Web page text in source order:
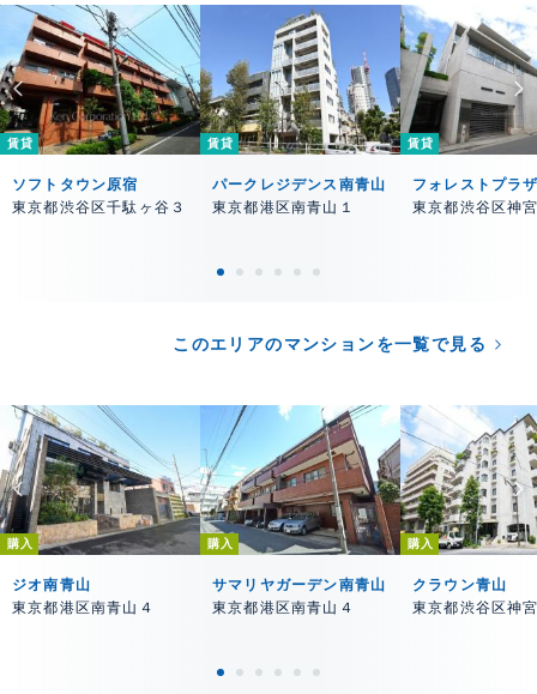
賃貸
ソフトタウン原宿
東京都渋谷区千駄ヶ谷３
賃貸
パークレジデンス南青山
東京都港区南青山１
賃貸
フォレストプラ
東京都渋谷区神
このエリアのマンションを一覧で見る
購入
ジオ南青山
東京都港区南青山４
購入
サマリヤガーデン南青山
東京都港区南青山４
購入
クラウン青山
東京都渋谷区神